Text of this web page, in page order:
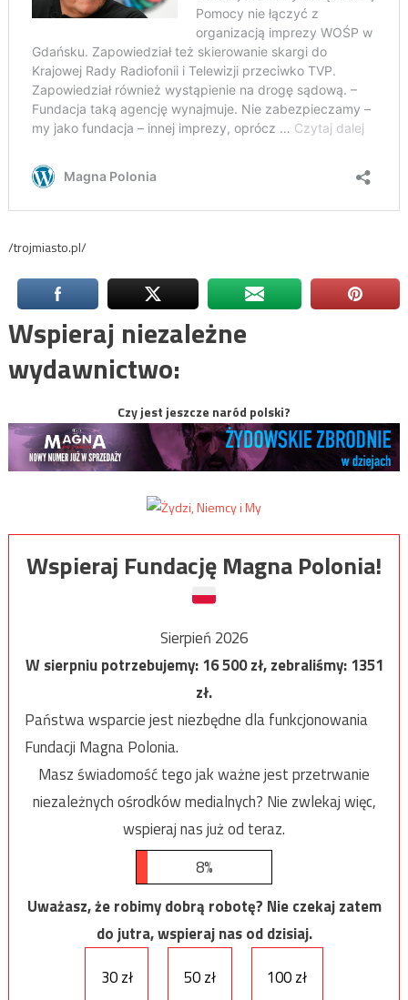
/trojmiasto.pl/
Wspieraj niezależne
wydawnictwo:
Czy jest jeszcze naród polski?
Wspieraj Fundację Magna Polonia!
Sierpień 2026
W sierpniu potrzebujemy:16 500zł, zebraliśmy:1351
zł.
Państwa wsparcie jest niezbędne dla funkcjonowania
Fundacji Magna Polonia.
Masz świadomość tego jak ważne jest przetrwanie
niezależnych ośrodków medialnych? Nie zwlekaj więc,
wspieraj nas już od teraz.
8%
Uważasz, że robimy dobrą robotę? Nie czekaj zatem
do jutra, wspieraj nas od dzisiaj.
30 zł
50 zł 100 zł